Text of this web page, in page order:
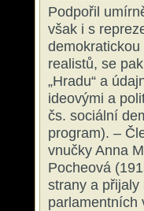
Podpořil
však i s
realistů, se
„Hradu“ a
ideovými a
čs. sociální
program). –
vnučky Anna
Pocheová
strany a
parlamentních